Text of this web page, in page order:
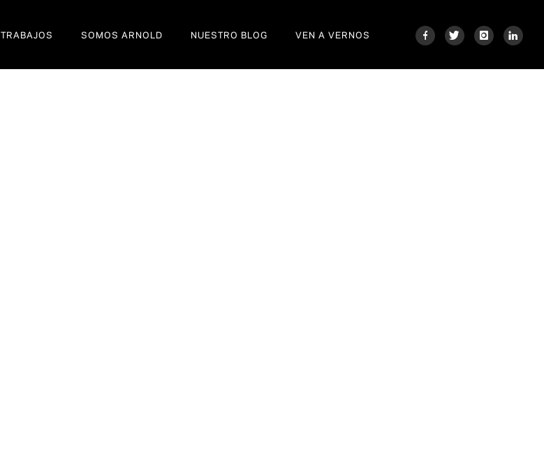
TRABAJOS SOMOS ARNOLD NUESTRO BLOG VEN A VERNOS